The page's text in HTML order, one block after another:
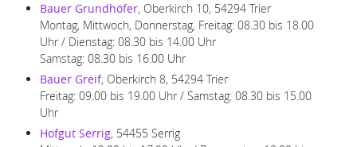
Bauer Grundhöfer, Oberkirch 10, 54294 Trier
Montag, Mittwoch, Donnerstag, Freitag: 08.30 bis 18.00
Uhr / Dienstag: 08.30 bis 14.00 Uhr
Samstag: 08.30 bis 16.00 Uhr
Bauer Greif, Oberkirch 8, 54294 Trier
Freitag: 09.00 bis 19.00 Uhr / Samstag: 08.30 bis 15.00
Uhr
Hofgut Serrig, 54455 Serrig